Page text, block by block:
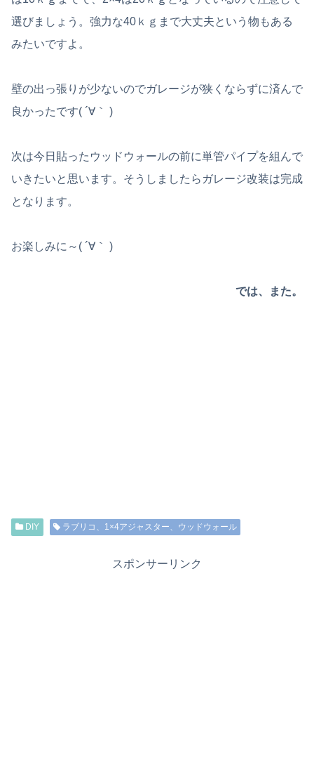
選びましょう。強力な40ｋｇまで大丈夫という物もある
みたいですよ。
壁の出っ張りが少ないのでガレージが狭くならずに済んで
良かったです( ´∀｀ )
次は今日貼ったウッドウォールの前に単管パイプを組んで
いきたいと思います。そうしましたらガレージ改装は完成
となります。
お楽しみに～( ´∀｀ )
では、また。
DIY ラブリコ、1×4アジャスター、ウッドウォール
スポンサーリンク